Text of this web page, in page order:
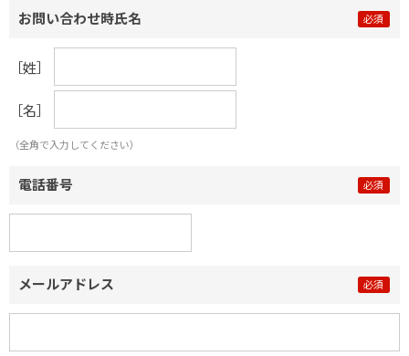
お問い合わせ時氏名
［姓］
［名］
（全角で入力してください）
電話番号
メールアドレス